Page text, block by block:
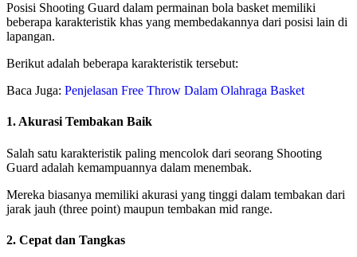
Posisi Shooting Guard dalam permainan bola basket memiliki
beberapa karakteristik khas yang membedakannya dari posisi lain di
lapangan.
Berikut adalah beberapa karakteristik tersebut:
Baca Juga: Penjelasan Free Throw Dalam Olahraga Basket
1. Akurasi Tembakan Baik
Salah satu karakteristik paling mencolok dari seorang Shooting
Guard adalah kemampuannya dalam menembak.
Mereka biasanya memiliki akurasi yang tinggi dalam tembakan dari
jarak jauh (three point) maupun tembakan mid range.
2. Cepat dan Tangkas